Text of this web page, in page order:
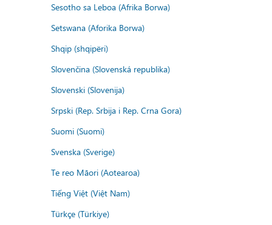
Sesotho sa Leboa (Afrika Borwa)
Setswana (Aforika Borwa)
Shqip (shqipëri)
Slovenčina (Slovenská republika)
Slovenski (Slovenija)
Srpski (Rep. Srbija i Rep. Crna Gora)
Suomi (Suomi)
Svenska (Sverige)
Te reo Māori (Aotearoa)
Tiếng Việt (Việt Nam)
Türkçe (Türkiye)